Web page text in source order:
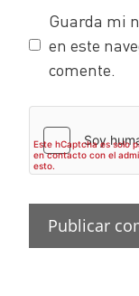
Guarda mi
en este
comente.